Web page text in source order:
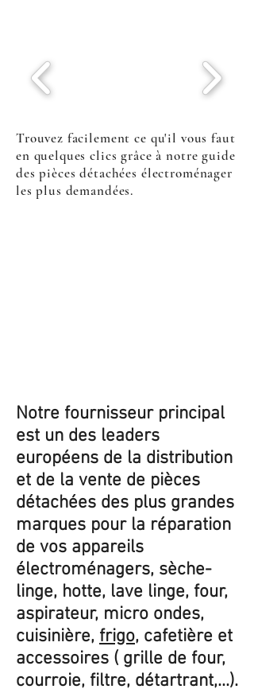
Trouvez facilement ce qu'il vous faut
en quelques clics grâce à notre guide
des pièces détachées électroménager
les plus demandées.
Notre fournisseur principal
est un des leaders
européens de la distribution
et de la vente de pièces
détachées des plus grandes
marques pour la réparation
de vos appareils
électroménagers, sèche-
linge, hotte, lave linge, four,
aspirateur, micro ondes,
cuisinière, frigo, cafetière et
accessoires ( grille de four,
courroie, filtre, détartrant,...).